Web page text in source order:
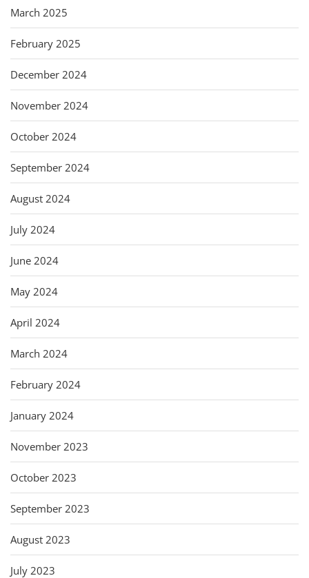
March 2025
February 2025
December 2024
November 2024
October 2024
September 2024
August 2024
July 2024
June 2024
May 2024
April 2024
March 2024
February 2024
January 2024
November 2023
October 2023
September 2023
August 2023
July 2023